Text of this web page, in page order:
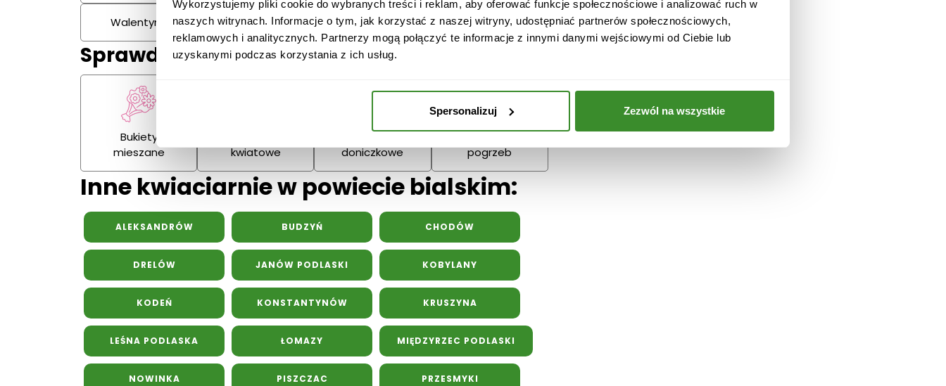
Wykorzystujemy pliki cookie do wybranych treści i reklam, aby oferować funkcje społecznościowe i analizować ruch w
naszych witrynach. Informacje o tym, jak korzystać z naszej witryny, udostępniać partnerów społecznościowych,
reklamowych i analitycznych. Partnerzy mogą połączyć te informacje z innymi danymi wejściowymi od Ciebie lub
uzyskanymi podczas korzystania z ich usług.
Spersonalizuj Zezwól na wszystkie
Walentynki Dzień Kobiet Wielkanoc Dzień Mamy Dzień Ojca
Sprawdź również:
Bukiety
mieszane
kwiatowe
doniczkowe
pogrzeb
Inne kwiaciarnie w powiecie bialskim:
ALEKSANDRÓW BUDZYŃ CHODÓW
DRELÓW JANÓW PODLASKI KOBYLANY
KODEŃ KONSTANTYNÓW KRUSZYNA
LEŚNA PODLASKA ŁOMAZY MIĘDZYRZEC PODLASKI
NOWINKA PISZCZAC PRZESMYKI